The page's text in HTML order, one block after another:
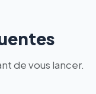
de vous lancer.